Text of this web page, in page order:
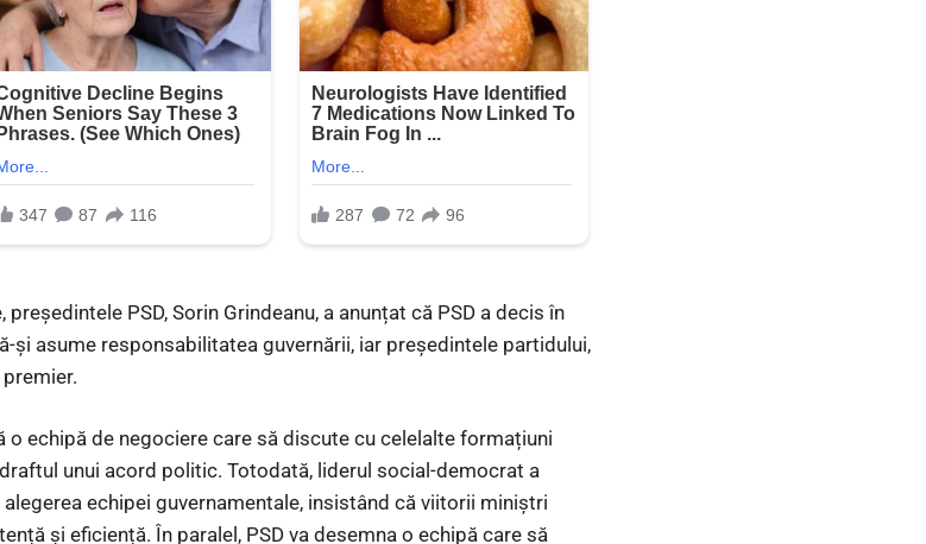
PSD, Sorin Grindeanu, a anunțat că PSD a decis în
și asume responsabilitatea guvernării, iar președintele partidului,
echipă de negociere care să discute cu celelalte formațiuni
unui acord politic. Totodată, liderul social-democrat a
echipei guvernamentale, insistând că viitorii miniștri
și eficiență. În paralel, PSD va desemna o echipă care să